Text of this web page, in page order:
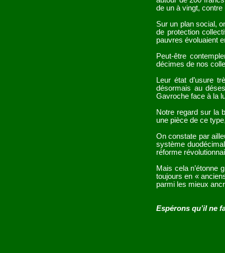
de un à vingt, contre
Sur un plan social,
de protection
pauvres évoluaient
Peut-être
décimes de nos
Leur état d’usure
désormais au
Gavroche face à la
Notre regard sur la
une pièce de ce
On constate par
système
réforme
Mais cela n’étonne
toujours en «
parmi les mieux
Espérons qu’il ne